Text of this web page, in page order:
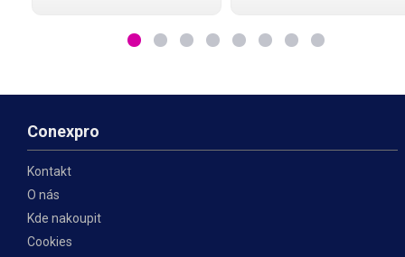
stranách s UPC broušením,
stranách s UPC broušením,
Conexpro
Kontakt
O nás
Kde nakoupit
Cookies